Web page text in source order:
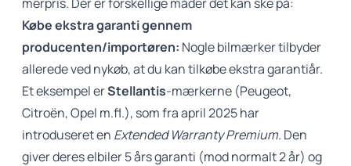
Købe ekstra garanti gennem
producenten/importøren: Nogle bilmærker tilbyder
allerede ved nykøb, at du kan tilkøbe ekstra garantiår.
Et eksempel erStellantis-mærkerne (Peugeot,
Citroën, Opel m.fl.), som fra april 2025 har
introduseret en Extended Warranty Premium. Den
giver deres elbiler 5 års garanti (mod normalt 2 år) og